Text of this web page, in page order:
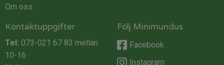
Om oss
Kontaktuppgifter
Tel: 073-021 67 83 mellan
10-16
Följ Minimundus
Facebook
Instagram